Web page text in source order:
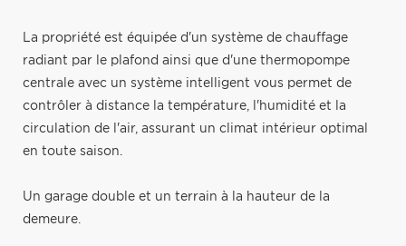
La propriété est équipée d'un système de chauffage
radiant par le plafond ainsi que d'une thermopompe
centrale avec un système intelligent vous permet de
contrôler à distance la température, l'humidité et la
circulation de l'air, assurant un climat intérieur optimal
en toute saison.
Un garage double et un terrain à la hauteur de la
demeure.